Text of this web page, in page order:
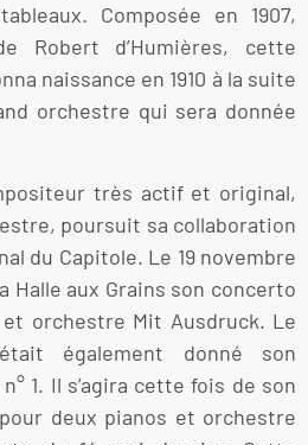
Composée en 1907,
Robert d’Humières, cette
naissance en 1910 à la suite
orchestre qui sera donnée
très actif et original,
poursuit sa collaboration
du Capitole. Le 19 novembre
Halle aux Grains son concerto
orchestre Mit Ausdruck. Le
également donné son
1. Il s’agira cette fois de son
deux pianos et orchestre